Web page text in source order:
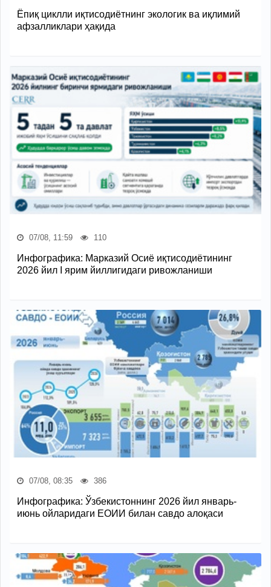
Ёпиқ циклли иқтисодиётнинг экологик ва иқлимий
афзалликлари ҳақида
07/08, 11:59 110
Инфографика: Марказий Осиё иқтисодиётининг
2026 йил I ярим йиллигидаги ривожланиши
07/08, 08:35 386
Инфографика: Ўзбекистоннинг 2026 йил январь-
июнь ойларидаги ЕОИИ билан савдо алоқаси